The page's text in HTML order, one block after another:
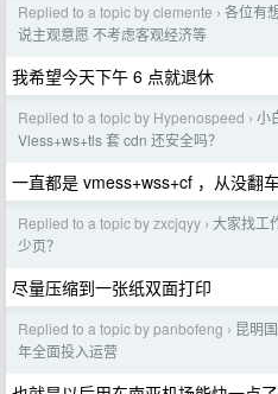
Replied to a topic by clemente › 各位有
说主观意愿 不考虑客观经济等
我希望今天下午 6 点就退休
Replied to a topic by Hypenospeed › 小
Vless+ws+tls 套 cdn 还安全吗？
一直都是 vmess+wss+cf ，从没翻
Replied to a topic by zxcjqyy › 大家找工
少页？
尽量压缩到一张纸双面打印
Replied to a topic by panbofeng › 昆明
年全面投入运营